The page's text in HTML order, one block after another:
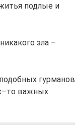
подлые и
зла –
гурманов
важных